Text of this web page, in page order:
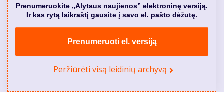
Prenumeruokite „Alytaus naujienos” elektroninę versiją.
Ir kas rytą laikraštį gausite į savo el. pašto dėžutę.
Prenumeruoti el. versiją
Peržiūrėti visą leidinių archyvą